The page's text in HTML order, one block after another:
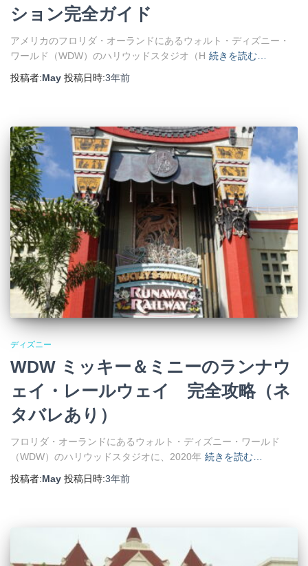
ション完全ガイド
アメリカのフロリダ・オーランドにあるウォルト・ディズニー・
ワールド（WDW）のハリウッドスタジオ（H 続きを読む…
投稿者:May 投稿日時:3年前
ディズニー
WDW ミッキー＆ミニーのランナウ
ェイ・レールウェイ 完全攻略（ネ
タバレあり）
フロリダ・オーランドにあるウォルト・ディズニー・ワールド
（WDW）のハリウッドスタジオに、2020年 続きを読む…
投稿者:May 投稿日時:3年前